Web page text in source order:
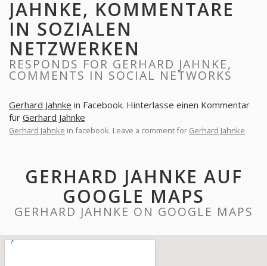
JAHNKE, KOMMENTARE
IN SOZIALEN
NETZWERKEN
RESPONDS FOR GERHARD JAHNKE,
COMMENTS IN SOCIAL NETWORKS
Gerhard Jahnke in Facebook. Hinterlasse einen Kommentar
für Gerhard Jahnke
Gerhard Jahnke in facebook. Leave a comment for Gerhard Jahnke
GERHARD JAHNKE AUF
GOOGLE MAPS
GERHARD JAHNKE ON GOOGLE MAPS